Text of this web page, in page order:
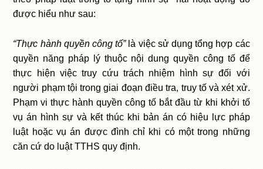
được hiểu như sau:
“Thực hành quyền công tố”là việc sử dụng tổng hợp các
quyền năng pháp lý thuộc nội dung quyền công tố để
thực hiện việc truy cứu trách nhiệm hình sự đối với
người phạm tội trong giai đoạn điều tra, truy tố và xét xử.
Phạm vi thực hành quyền công tố bắt đầu từ khi khởi tố
vụ án hình sự và kết thúc khi bản án có hiệu lực pháp
luật hoặc vụ án được đình chỉ khi có một trong những
căn cứ do luật TTHS quy định.